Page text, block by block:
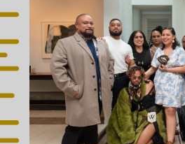
PRÊMIOS
JÚRI
TROFÉU
COMITÊ DE PRÉ-SELEÇÃO
ESPECIAL 40 ANOS
PROGRAMAS PÚBLICOS
EDUCATIVO
ACESSIBILIDADE